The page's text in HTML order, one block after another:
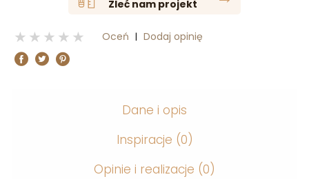
Zleć nam projekt
5 stars
4 stars
3 stars
2 stars
1 stars Oceń | Dodaj opinię
Dane i opis
Inspiracje (0)
Opinie i realizacje (0)